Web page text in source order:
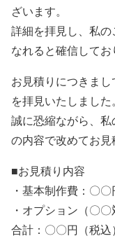
ざいます。
詳細を拝見し、私
なれると確信してお
お見積りにつきまし
を拝見いたしました。
誠に恐縮ながら、
の内容で改めてお見
■お見積り内容
・基本制作費：〇〇
・オプション（〇
合計：〇〇円（税込）